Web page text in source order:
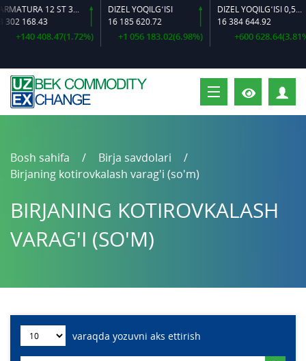
ARMATURA 12 ST 35 GS O‘LCHAMLI
168.43
+140 408.47(1.72%)
DIZEL YOQILG‘ISI
16 185 620.72
+1 056 183.02(6.98%)
DIZEL YOQILG‘ISI 0,5-40
16 384 644.92
+600 628.64(3.81%)
Bosh sahifa
Birja savdolari
Birjaning kotirovkalash varag'i (so'm)
BIRJANING KOTIROVKALASH
VARAG'I (SO'M)
varaqda yozuvni aks ettirish